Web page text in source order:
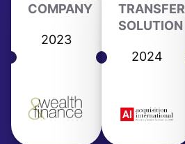
COMPANY
2023
TRANSFER
SOLUTION
2024